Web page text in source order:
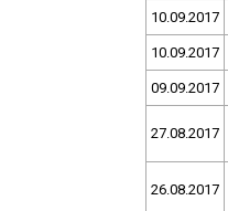
10.09.2017
10.09.2017
09.09.2017
27.08.2017
26.08.2017